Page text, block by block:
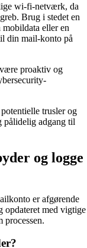
wi-fi-netværk, da
Brug i stedet en
eller en
din mail-konto på
proaktiv og
trusler og
pålidelig adgang til
og logge
er afgørende
opdateret med vigtige
processen.